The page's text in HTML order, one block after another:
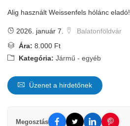
Alig használt Weissenfels hólánc eladó!
2026. január 7.
Balatonföldvár
Ára: 8.000 Ft
Kategória: Jármű - egyéb
Üzenet a hirdetőnek
Megosztás